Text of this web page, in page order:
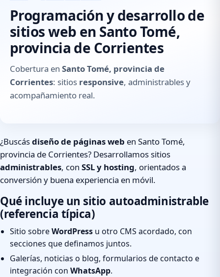
Programación y desarrollo de
sitios web en Santo Tomé,
provincia de Corrientes
Cobertura en Santo Tomé, provincia de
Corrientes: sitios responsive, administrables y
acompañamiento real.
¿Buscásdiseño de páginas web en Santo Tomé,
provincia de Corrientes? Desarrollamos sitios
administrables, con SSL y hosting, orientados a
conversión y buena experiencia en móvil.
Qué incluye un sitio autoadministrable
(referencia típica)
Sitio sobreWordPress u otro CMS acordado, con
secciones que definamos juntos.
Galerías, noticias o blog, formularios de contacto e
integración con WhatsApp.